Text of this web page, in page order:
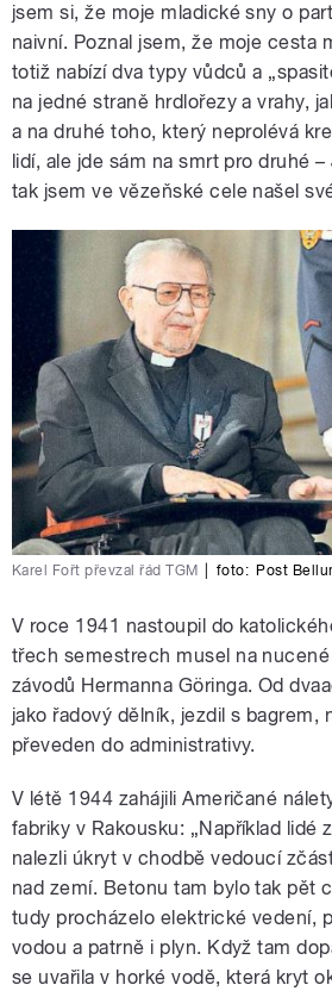
jsem si, že moje mladické sny o
naivní. Poznal jsem, že moje cesta
totiž nabízí dva typy vůdců a
na jedné straně hrdlořezy a vrahy,
a na druhé toho, který neprolévá
lidí, ale jde sám na smrt pro druhé
tak jsem ve vězeňské cele našel
Karel Fořt převzal řád TGM foto: Post
V roce 1941 nastoupil do
třech semestrech musel na
závodů Hermanna Göringa. Od
jako řadový dělník, jezdil s bagrem,
převeden do administrativy.
V létě 1944 zahájili Američané
fabriky v Rakousku: „Například lidé
nalezli úkryt v chodbě vedoucí
nad zemí. Betonu tam bylo tak pět
tudy procházelo elektrické vedení,
vodou a patrně i plyn. Když tam
se uvařila v horké vodě, která kryt